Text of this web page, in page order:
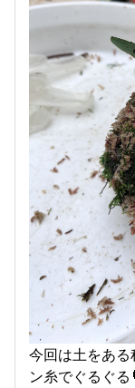
今回は土をあ
ン糸でぐるぐ